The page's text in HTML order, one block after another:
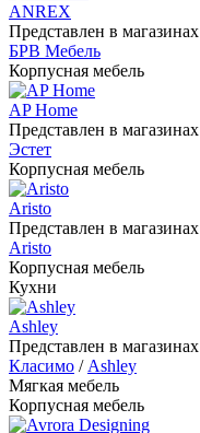
ANREX
Представлен в магазинах
БРВ Мебель
Корпусная мебель
AP Home
Представлен в магазинах
Эстет
Корпусная мебель
Aristo
Представлен в магазинах
Aristo
Корпусная мебель
Кухни
Ashley
Представлен в магазинах
Класимо / Ashley
Мягкая мебель
Корпусная мебель